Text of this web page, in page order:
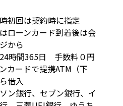
初回は契約時に指定
ローンカード到着後は会
から
時間365日 手数料０円
カードで提携ATM（下
借入
ソン銀行、セブン銀行、イ